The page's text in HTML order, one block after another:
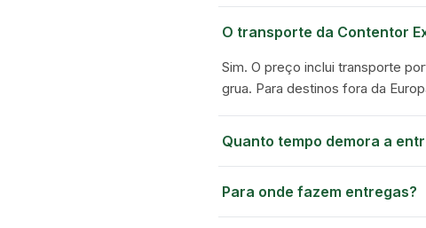
O transporte da Contentor
Sim. O preço inclui transporte
grua. Para destinos fora da
Quanto tempo demora a
Para onde fazem entregas?